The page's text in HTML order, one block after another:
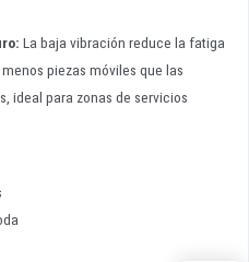
: La baja vibración reduce la fatiga
piezas móviles que las
ideal para zonas de servicios